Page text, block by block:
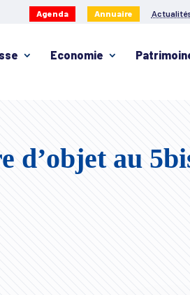
Agenda Annuaire
Economie
d’objet au